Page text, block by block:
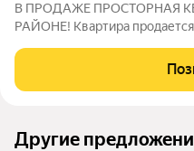
В ПРОДАЖЕ ПРОСТОРНАЯ
РАЙОНЕ! Квартира
центральными
простор и уют в одном
Другие